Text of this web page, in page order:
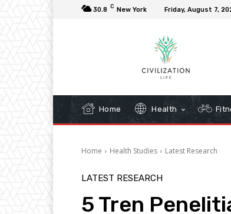
30.8 C New York Friday, August 7,
Home Health
Home Health Studies Latest Research
LATEST RESEARCH
5 Tren